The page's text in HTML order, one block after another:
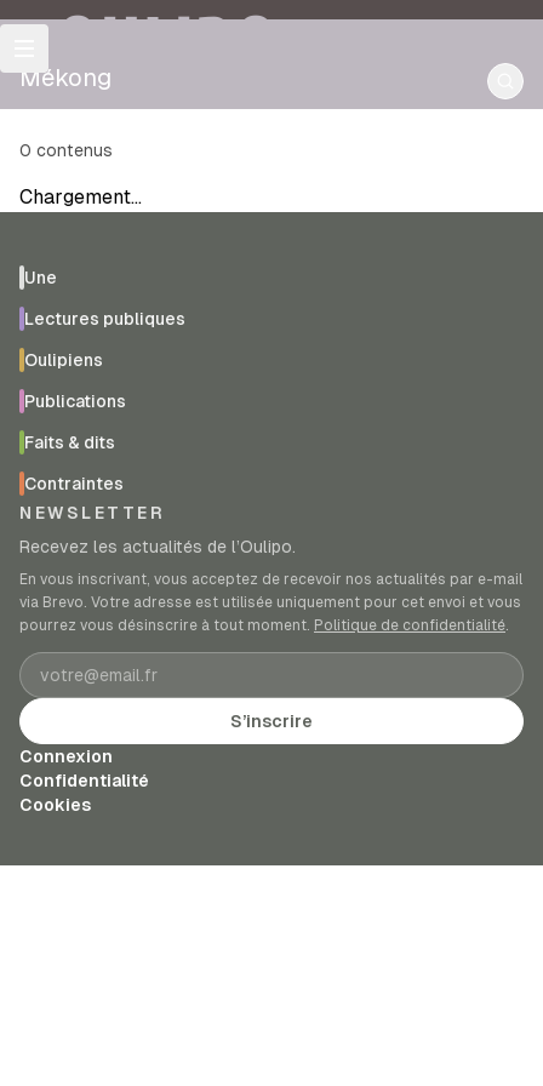
OULIPO
Mékong
0 contenus
Chargement…
Une
Lectures publiques
Oulipiens
Publications
Faits & dits
Contraintes
NEWSLETTER
Recevez les actualités de l’Oulipo.
En vous inscrivant, vous acceptez de recevoir nos actualités par e-mail
via Brevo. Votre adresse est utilisée uniquement pour cet envoi et vous
pourrez vous désinscrire à tout moment. Politique de confidentialité.
Adresse e-mail
S’inscrire
Connexion
Confidentialité
Cookies